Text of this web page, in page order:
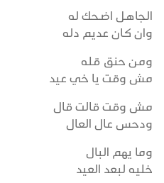
الجاهـل اضـحك له
وان كـان عديم دله
ومن حنق قله
مش وقت يا خي عيد
مش وقت قالت قال
ودحس عال العال
وما يهم البال
خليه لبعد العيد